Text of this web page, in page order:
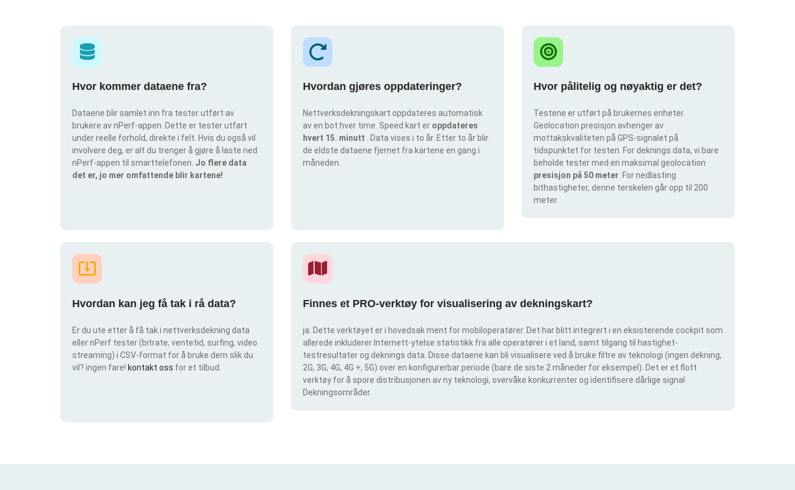
Hvor kommer dataene fra?
Dataene blir samlet inn fra tester utført av
brukere av nPerf-appen. Dette er tester utført
under reelle forhold, direkte i felt. Hvis du også vil
involvere deg, er alt du trenger å gjøre å laste ned
nPerf-appen til smarttelefonen. Jo flere data
det er, jo mer omfattende blir kartene!
Hvordan gjøres oppdateringer?
Nettverksdekningskart oppdateres automatisk
av en bot hver time. Speed kart er oppdateres
hvert 15. minutt . Data vises i to år. Etter to år blir
de eldste dataene fjernet fra kartene en gang i
måneden.
Hvor pålitelig og nøyaktig er det?
Testene er utført på brukernes enheter.
Geolocation presisjon avhenger av
mottakskvaliteten på GPS-signalet på
tidspunktet for testen. For deknings data, vi bare
beholde tester med en maksimal geolocation
presisjon på 50 meter . For nedlasting
bithastigheter, denne terskelen går opp til 200
meter.
Hvordan kan jeg få tak i rå data?
Er du ute etter å få tak i nettverksdekning data
eller nPerf tester (bitrate, ventetid, surfing, video
streaming) i CSV-format for å bruke dem slik du
vil? ingen fare! kontakt oss for et tilbud.
Finnes et PRO-verktøy for visualisering av dekningskart?
ja. Dette verktøyet er i hovedsak ment for mobiloperatører. Det har blitt integrert i en eksisterende cockpit som
allerede inkluderer Internett-ytelse statistikk fra alle operatører i et land, samt tilgang til hastighet-
testresultater og deknings data. Disse dataene kan bli visualisere ved å bruke filtre av teknologi (ingen dekning,
2G, 3G, 4G, 4G +, 5G) over en konfigurerbar periode (bare de siste 2 måneder for eksempel). Det er et flott
verktøy for å spore distribusjonen av ny teknologi, overvåke konkurrenter og identifisere dårlige signal
Dekningsområder.